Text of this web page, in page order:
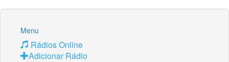
Menu
Rádios Online
Adicionar Rádio